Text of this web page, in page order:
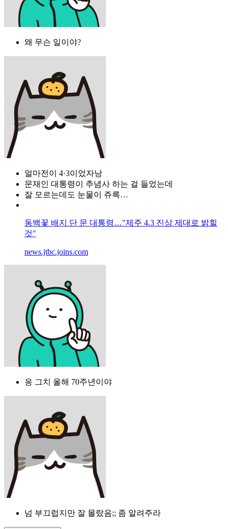
왜 무슨 일이야?
얼마전이 4·3이었자낭
문재인 대통령이 추념사 하는 걸 들었는데
잘 모르는데도 눈물이 쥬륵…
동백꽃 배지 단 문 대통령…"제주 4.3 진상 제대로 밝힐
것"
news.jtbc.joins.com
응 그치 올해 70주년이야
넘 부끄럽지만 잘 몰랐음;; 좀 알려주라